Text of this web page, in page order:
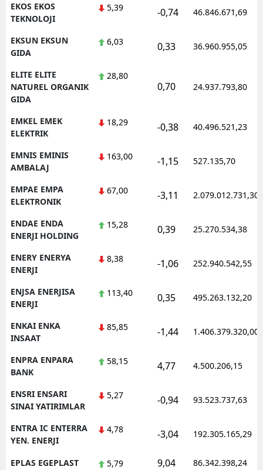
EKOS EKOS
TEKNOLOJI
5,39 -0,74 46.846.671,69
EKSUN EKSUN
GIDA
6,03 0,33 36.960.955,05
ELITE ELITE
NATUREL ORGANIK
GIDA
28,80
0,70 24.937.793,80
EMKEL EMEK
ELEKTRIK
18,29 -0,38 40.496.521,23
EMNIS EMINIS
AMBALAJ
163,00 -1,15 527.135,70
EMPAE EMPA
ELEKTRONIK
67,00 -3,11 2.079.012.731,30
ENDAE ENDA
ENERJI HOLDING
15,28 0,39 25.270.534,38
ENERY ENERYA
ENERJI
8,38 -1,06 252.940.542,55
ENJSA ENERJISA
ENERJI
113,40 0,35 495.263.132,20
ENKAI ENKA
INSAAT
85,85 -1,44 1.406.379.320,00
ENPRA ENPARA
BANK
58,15 4,77 4.500.206,15
ENSRI ENSARI
SINAI YATIRIMLAR
5,27 -0,94 93.523.737,63
ENTRA IC ENTERRA
YEN. ENERJI
4,78 -3,04 192.305.165,29
EPLAS EGEPLAST 5,79 9,04 86.342.398,24